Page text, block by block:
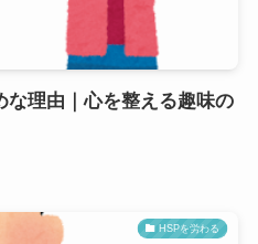
な理由｜心を整える趣味の
HSPを労わる